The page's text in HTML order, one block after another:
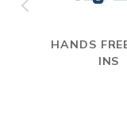
HANDS
INS